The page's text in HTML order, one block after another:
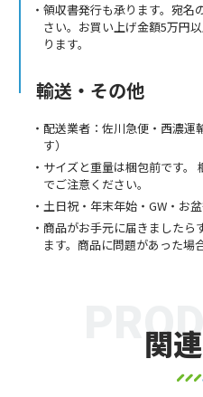
領収書発行も承ります。宛名
さい。お買い上げ金額5万円
ります。
輸送・その他
配送業者：佐川急便・西濃運
す）
サイズと重量は梱包前です。
でご注意ください。
土日祝・年末年始・GW・お
商品がお手元に届きましたら
ます。商品に問題があった場
関